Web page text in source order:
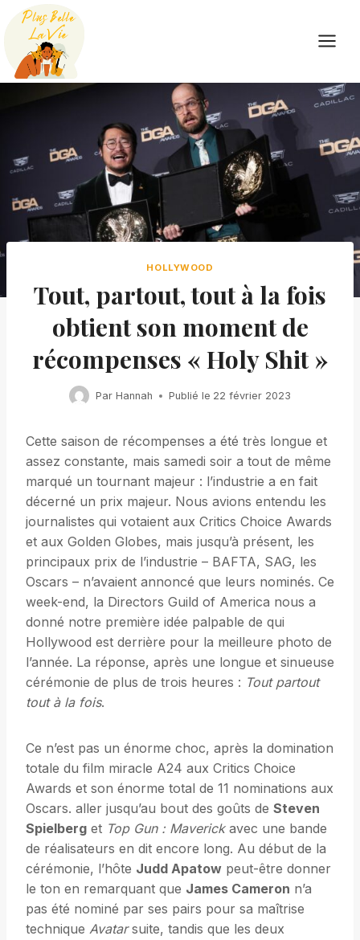
Skip
content
HOLLYWOOD
Tout, partout, tout à la fois
obtient son moment de
récompenses « Holy Shit »
Par Hannah Publié le 22 février 2023
Cette saison de récompenses a été très longue et
assez constante, mais samedi soir a tout de même
marqué un tournant majeur : l’industrie a en fait
décerné un prix majeur. Nous avions entendu les
journalistes qui votaient aux Critics Choice Awards
et aux Golden Globes, mais jusqu’à présent, les
principaux prix de l’industrie – BAFTA, SAG, les
Oscars – n’avaient annoncé que leurs nominés. Ce
week-end, la Directors Guild of America nous a
donné notre première idée palpable de qui
Hollywood est derrière pour la meilleure photo de
l’année. La réponse, après une longue et sinueuse
cérémonie de plus de trois heures : Tout partout
tout à la fois.
Ce n’est pas un énorme choc, après la domination
totale du film miracle A24 aux Critics Choice
Awards et son énorme total de 11 nominations aux
Oscars. aller jusqu’au bout des goûts de Steven
Spielberg et Top Gun : Maverickavec une bande
de réalisateurs en dit encore long. Au début de la
cérémonie, l’hôte Judd Apatow peut-être donner
le ton en remarquant que James Cameron n’a
pas été nominé par ses pairs pour sa maîtrise
technique Avatarsuite, tandis que les deux